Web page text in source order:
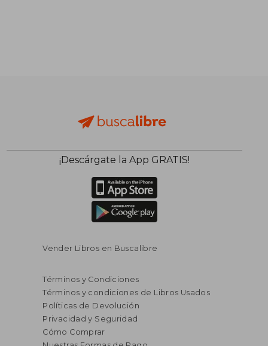
¡Descárgate la App GRATIS!
Vender Libros en Buscalibre
Términos y Condiciones
Términos y condiciones de Libros Usados
Políticas de Devolución
Privacidad y Seguridad
Cómo Comprar